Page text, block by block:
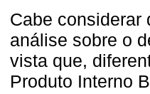
Cabe considerar
análise sobre o
vista que,
Produto Interno